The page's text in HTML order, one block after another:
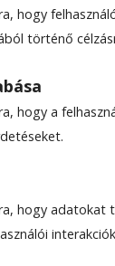
hogy
történő
hogy a
hogy adatokat
sérült
sérültek,